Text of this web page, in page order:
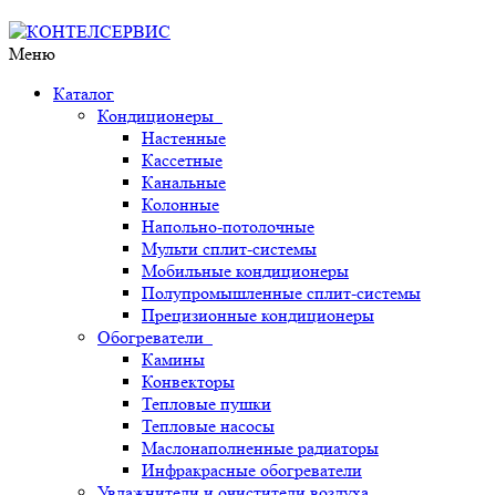
Меню
Каталог
Кондиционеры
Настенные
Кассетные
Канальные
Колонные
Напольно-потолочные
Мульти сплит-системы
Мобильные кондиционеры
Полупромышленные сплит-системы
Прецизионные кондиционеры
Обогреватели
Камины
Конвекторы
Тепловые пушки
Тепловые насосы
Маслонаполненные радиаторы
Инфракрасные обогреватели